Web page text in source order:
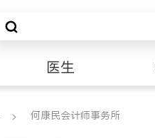
医生
何康民会计师事务所